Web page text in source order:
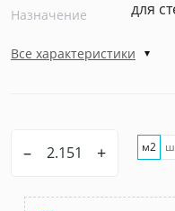
Назначение для
Все характеристики
– + м2